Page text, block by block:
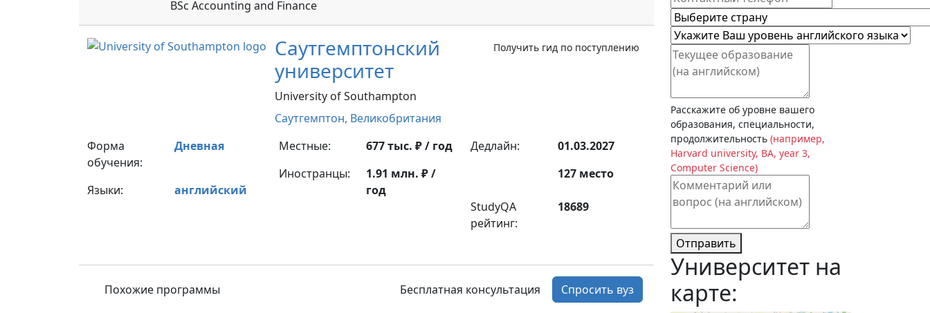
BSc Accounting and Finance
Саутгемптонский
университет
University of Southampton
Саутгемптон, Великобритания
Получить гид по поступлению
Форма
обучения:
Дневная
Языки: английский
Местные:
677 тыс. ₽ / год
Иностранцы:
1.91 млн. ₽ /
год
Дедлайн:
01.03.2027
127 место
StudyQA
рейтинг:
18689
Похожие программы Бесплатная консультация Спросить вуз
Расскажите об уровне вашего
образования, специальности,
продолжительность (например,
Harvard university, BA, year 3,
Computer Science)
Отправить
Университет на
карте: